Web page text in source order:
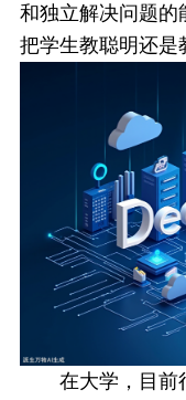
和独立解决问题的
把学生教聪明还是
在大学，目前